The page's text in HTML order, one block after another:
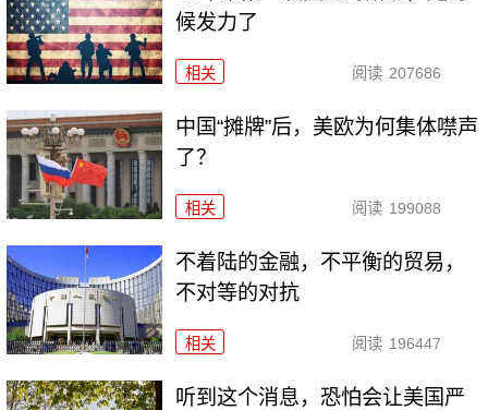
候发力了
相关 阅读 207686
中国“摊牌”后，美欧为何集体噤声
了？
相关 阅读 199088
不着陆的金融，不平衡的贸易，
不对等的对抗
相关 阅读 196447
听到这个消息，恐怕会让美国严